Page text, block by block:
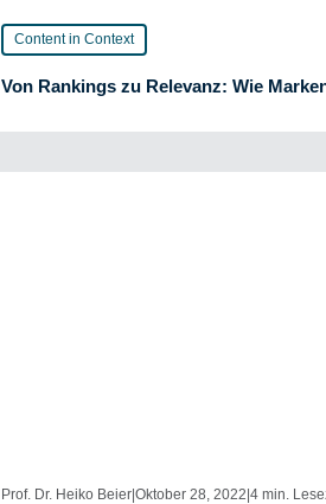
Content in Context
Von Rankings zu Relevanz: Wie
Prof. Dr. Heiko Beier|Oktober 28, 2022|4 min.